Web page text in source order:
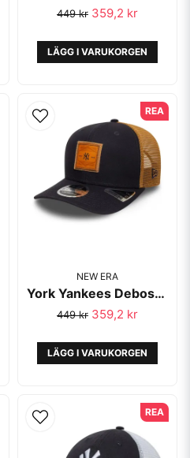
449 kr 359,2 kr
LÄGG I VARUKORGEN
NEW ERA
York Yankees Debossed Logo Navy 9SEVENTY Stretch Snap Adjustable Cap-New Era
449 kr 359,2 kr
LÄGG I VARUKORGEN
REA
REA